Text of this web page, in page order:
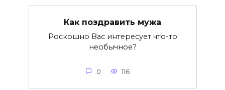
Как поздравить мужа
Роскошно Вас интересует что-то
необычное?
0 116